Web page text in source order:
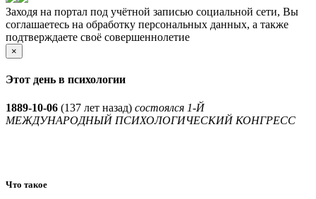
Заходя на портал под учётной записью социальной сети, Вы
соглашаетесь на обработку персональных данных, а также
подтверждаете своё совершеннолетие
×
Этот день в психологии
1889-10-06 (137 лет назад) состоялся 1-Й
МЕЖДУНАРОДНЫЙ ПСИХОЛОГИЧЕСКИЙ КОНГРЕСС
Что такое